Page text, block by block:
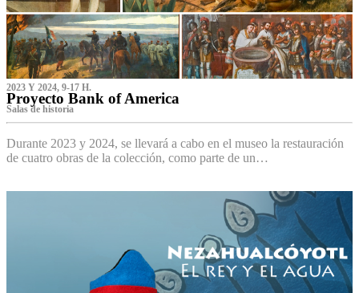
2023 Y 2024, 9-17 H.
Proyecto Bank of America
S‌alas de historia
Durante 2023 y 2024, se llevará a cabo en el museo la restauración
de cuatro obras de la colección, como parte de un…